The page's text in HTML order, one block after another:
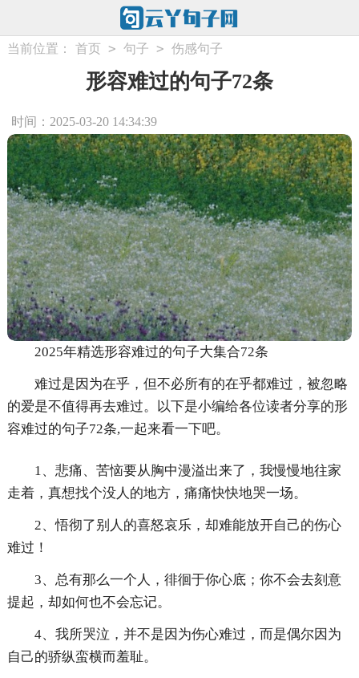
当前位置： 首页 > 句子 > 伤感句子
形容难过的句子72条
时间：2025-03-20 14:34:39
2025年精选形容难过的句子大集合72条
难过是因为在乎，但不必所有的在乎都难过，被忽略
的爱是不值得再去难过。以下是小编给各位读者分享的形
容难过的句子72条,一起来看一下吧。
1、悲痛、苦恼要从胸中漫溢出来了，我慢慢地往家
走着，真想找个没人的地方，痛痛快快地哭一场。
2、悟彻了别人的喜怒哀乐，却难能放开自己的伤心
难过！
3、总有那么一个人，徘徊于你心底；你不会去刻意
提起，却如何也不会忘记。
4、我所哭泣，并不是因为伤心难过，而是偶尔因为
自己的骄纵蛮横而羞耻。